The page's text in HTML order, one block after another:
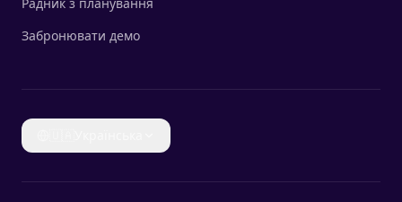
Радник з планування
Забронювати демо